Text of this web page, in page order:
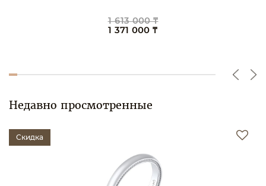
1 613 000 ₸
1 371 000 ₸
Недавно просмотренные
Скидка